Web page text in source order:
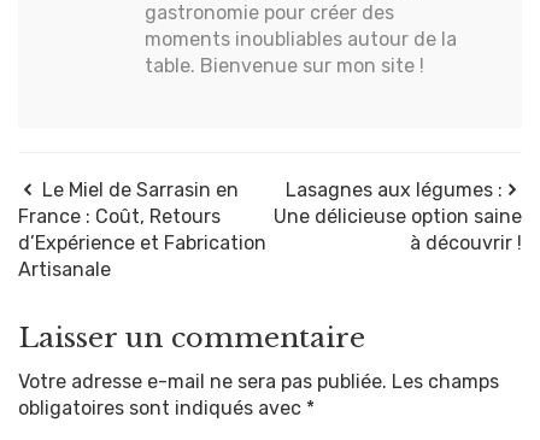
gastronomie pour créer des
moments inoubliables autour de la
table. Bienvenue sur mon site !
Le Miel de Sarrasin en
France : Coût, Retours
d’Expérience et Fabrication
Artisanale
Lasagnes aux légumes :
Une délicieuse option saine
à découvrir !
Laisser un commentaire
Votre adresse e-mail ne sera pas publiée. Les champs
obligatoires sont indiqués avec *